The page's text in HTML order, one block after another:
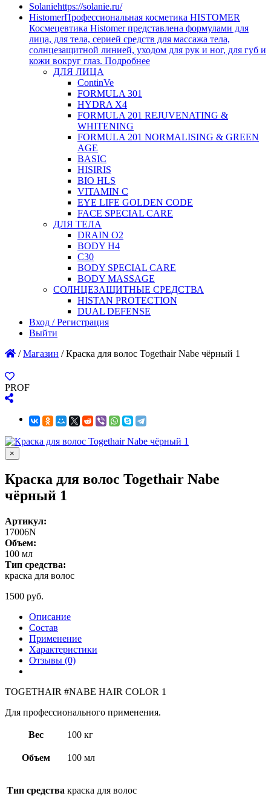
Solaniehttps://solanie.ru/
HistomerПрофессиональная косметика HISTOMER
Космецевтика Histomer представлена формулами для
лица, для тела, серией средств для массажа тела,
солнцезащитной линией, уходом для рук и ног, для губ и
кожи вокруг глаз. Подробнее
ДЛЯ ЛИЦА
ContinVe
FORMULA 301
HYDRA X4
FORMULA 201 REJUVENATING &
WHITENING
FORMULA 201 NORMALISING & GREEN
AGE
BASIC
HISIRIS
BIO HLS
VITAMIN C
EYE LIFE GOLDEN CODE
FACE SPECIAL CARE
ДЛЯ ТЕЛА
DRAIN O2
BODY H4
C30
BODY SPECIAL CARE
BODY MASSAGE
СОЛНЦЕЗАЩИТНЫЕ СРЕДСТВА
HISTAN PROTECTION
DUAL DEFENSE
Вход / Регистрация
Выйти
/Магазин /Краска для волос Togethair Nabe чёрный 1
PROF
×
Краска для волос Togethair Nabe
чёрный 1
Артикул:
17006N
Объем:
100 мл
Тип средства:
краска для волос
1500 руб.
Описание
Состав
Применение
Характеристики
Отзывы (0)
TOGETHAIR #NABE HAIR COLOR 1
Для профессионального применения.
Вес 100 кг
Объем 100 мл
Тип средства краска для волос